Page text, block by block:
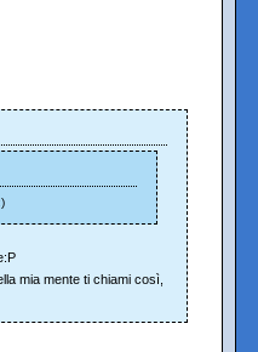
mia mente ti chiami così,